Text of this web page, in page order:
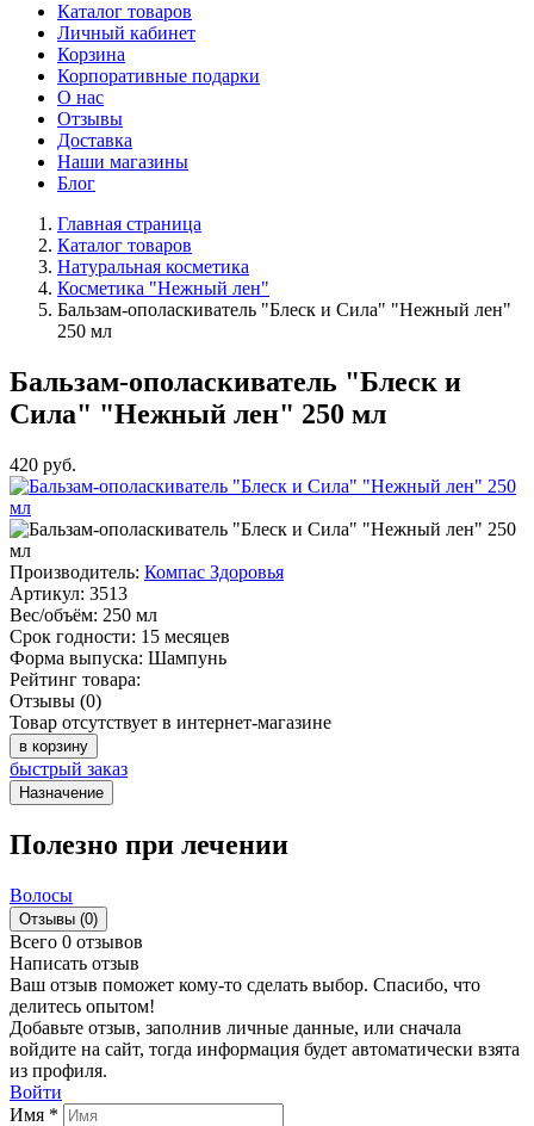
Каталог товаров
Личный кабинет
Корзина
Корпоративные подарки
О нас
Отзывы
Доставка
Наши магазины
Блог
Главная страница
Каталог товаров
Натуральная косметика
Косметика "Нежный лен"
Бальзам-ополаскиватель "Блеск и Сила" "Нежный лен"
250 мл
Бальзам-ополаскиватель "Блеск и
Сила" "Нежный лен" 250 мл
420 руб.
Производитель: Компас Здоровья
Артикул: 3513
Вес/объём: 250 мл
Срок годности: 15 месяцев
Форма выпуска: Шампунь
Рейтинг товара:
Отзывы (0)
Товар отсутствует в интернет-магазине
в корзину
быстрый заказ
Назначение
Полезно при лечении
Волосы
Отзывы (0)
Всего 0 отзывов
Написать отзыв
Ваш отзыв поможет кому-то сделать выбор. Спасибо, что
делитесь опытом!
Добавьте отзыв, заполнив личные данные, или сначала
войдите на сайт, тогда информация будет автоматически взята
из профиля.
Войти
Имя *